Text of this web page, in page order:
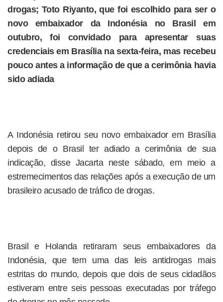
drogas; Toto Riyanto, que foi escolhido para ser o
novo embaixador da Indonésia no Brasil em
outubro, foi convidado para apresentar suas
credenciais em Brasília na sexta-feira, mas recebeu
pouco antes a informação de que a cerimônia havia
sido adiada
A Indonésia retirou seu novo embaixador em Brasília
depois de o Brasil ter adiado a cerimônia de sua
indicação, disse Jacarta neste sábado, em meio a
estremecimentos das relações após a execução de um
brasileiro acusado de tráfico de drogas.
Brasil e Holanda retiraram seus embaixadores da
Indonésia, que tem uma das leis antidrogas mais
estritas do mundo, depois que dois de seus cidadãos
estiveram entre seis pessoas executadas por tráfego